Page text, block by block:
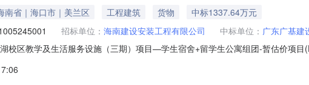
南省｜海口市｜美兰区 工程建筑 货物
中标1337.64万元
招标单位： 海南建设安装工程有限公司 中标单位： 广东广基建
校区教学及生活服务设施（三期）项目—学生宿舍+留学生公寓组团-暂估价项
湖校区教学及生活服务设施（三期）项目—学生宿舍+留学生公寓组团-暂估价项